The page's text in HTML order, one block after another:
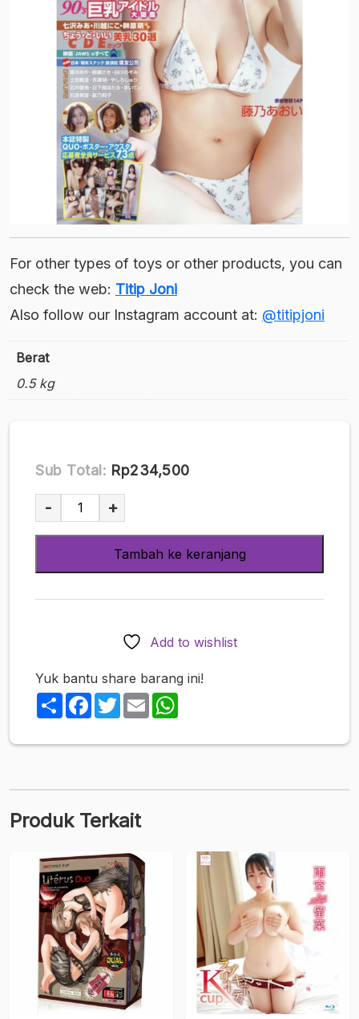
For other types of toys or other products, you can
check the web: Titip Joni
Also follow our Instagram account at: @titipjoni
Berat
0.5 kg
Sub Total: Rp234,500
Kuantitas
Gravure
Asagei
–
Edisi
Spesial
R18
- +
Tambah ke keranjang
Add to wishlist
Yuk bantu share barang ini!
ShareFacebook
TwitterEmail
Produk Terkait